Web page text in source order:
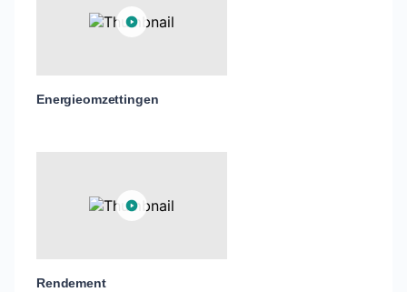
Energieomzettingen
Rendement